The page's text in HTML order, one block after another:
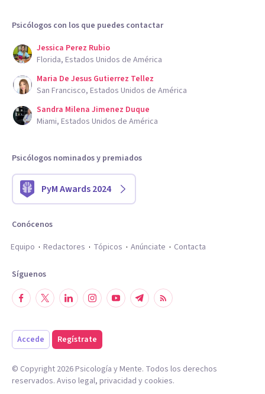
Psicólogos con los que puedes contactar
Jessica Perez Rubio
Florida, Estados Unidos de América
Maria De Jesus Gutierrez Tellez
San Francisco, Estados Unidos de América
Sandra Milena Jimenez Duque
Miami, Estados Unidos de América
Psicólogos nominados y premiados
PyM Awards 2024
Conócenos
Equipo
Redactores Tópicos Anúnciate Contacta
Síguenos
Accede Regístrate
© Copyright 2026Psicología y Mente. Todos los derechos
reservados. Aviso legal, privacidad y cookies.